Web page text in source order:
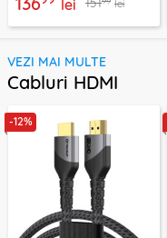
lei lei
VEZI MAI MULTE
Cabluri HDMI
-12%